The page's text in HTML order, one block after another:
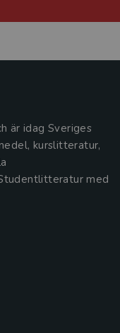
är idag Sveriges
kurslitteratur,
med